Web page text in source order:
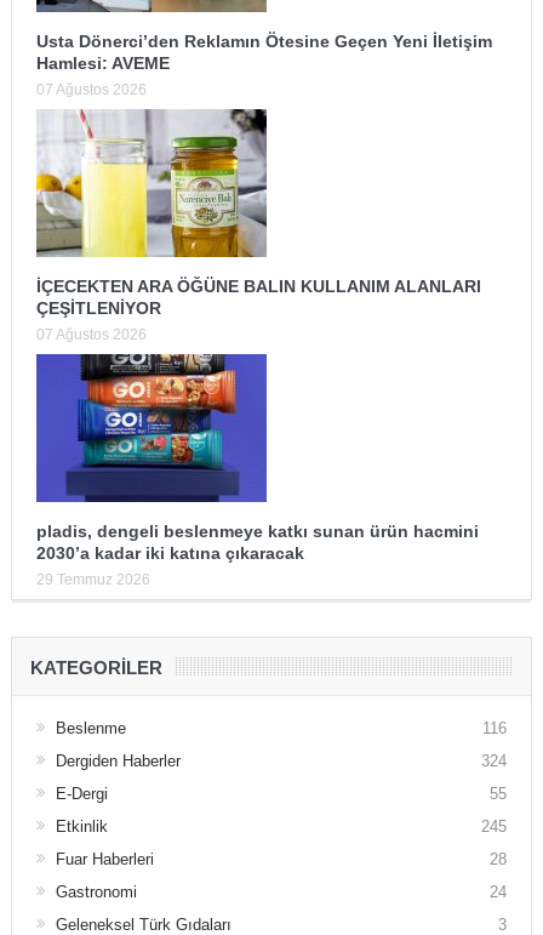
Usta Dönerci’den Reklamın Ötesine Geçen Yeni İletişim
Hamlesi: AVEME
07 Ağustos 2026
İÇECEKTEN ARA ÖĞÜNE BALIN KULLANIM ALANLARI
ÇEŞİTLENİYOR
07 Ağustos 2026
pladis, dengeli beslenmeye katkı sunan ürün hacmini
2030’a kadar iki katına çıkaracak
29 Temmuz 2026
KATEGORILER
Beslenme
116
Dergiden Haberler
324
E-Dergi
55
Etkinlik
245
Fuar Haberleri
28
Gastronomi
24
Geleneksel Türk Gıdaları
3